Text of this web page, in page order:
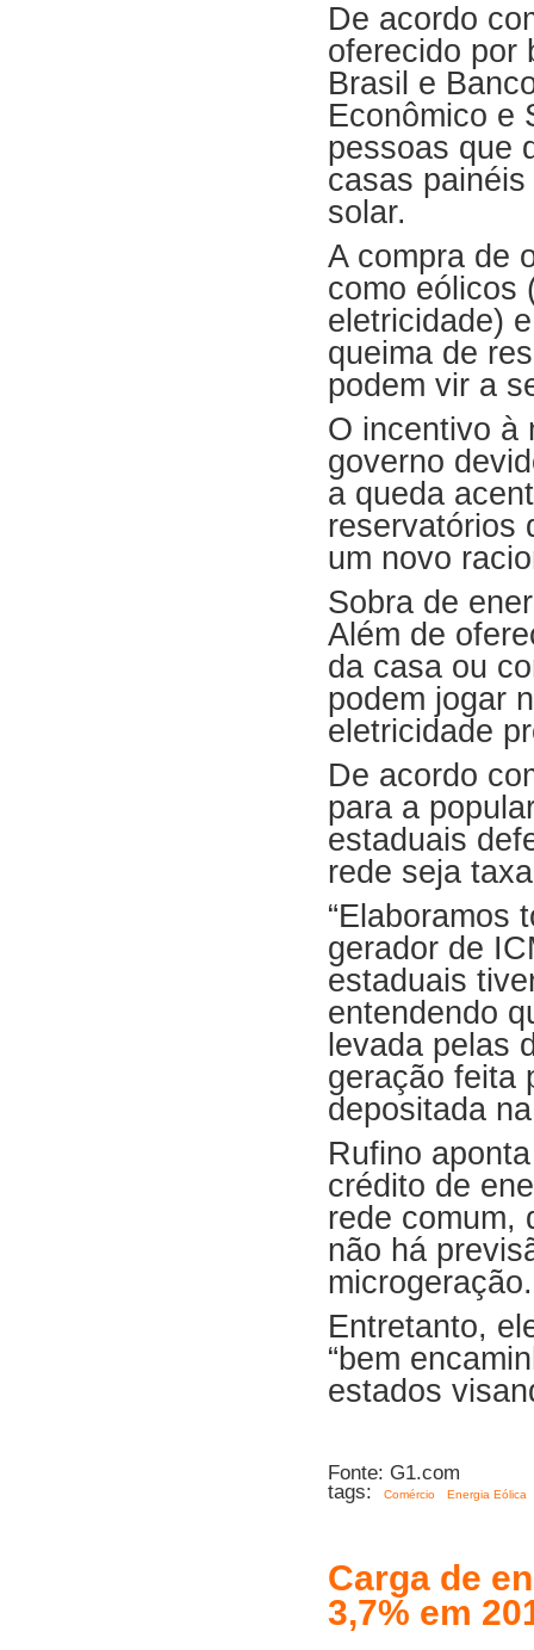
De acordo
oferecido por
Brasil e
Econômico e
pessoas que
casas
solar.
A compra de
como eólicos
eletricidade)
queima de
podem vir a
O incentivo à
governo
a queda
reservatórios
um novo
Sobra de
Além de
da casa ou
podem jogar
eletricidade
De acordo
para a
estaduais
rede seja
“Elaboramos
gerador de
estaduais
entendendo
levada pelas
geração feita
depositada
Rufino
crédito de
rede comum,
não há
microgeração.
Entretanto,
“bem
estados
Fonte: G1.com
tags:
Comércio Energia Eólica
Carga de
3,7% em